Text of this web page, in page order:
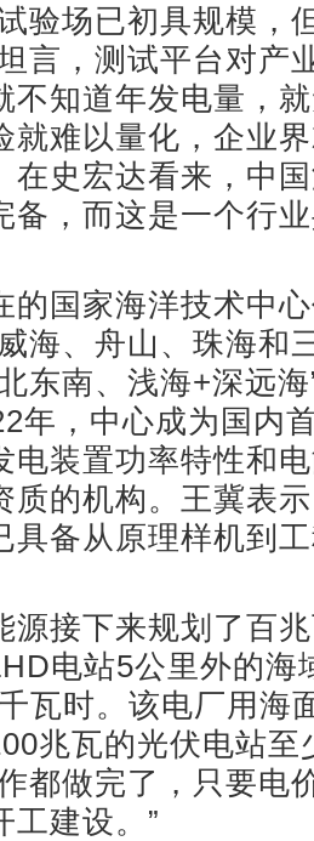
场已初具规模，
言，测试平台对产
不知道年发电量，
就难以量化，企业
在史宏达看来，中
备，而这是一个行
国家海洋技术中心
海、舟山、珠海和
东南、浅海+深远
年，中心成为国内
电装置功率特性和
质的机构。王冀表
具备从原理样机到
接下来规划了百兆
电站5公里外的海
瓦时。该电厂用海
兆瓦的光伏电站至
都做完了，只要电
工建设。”